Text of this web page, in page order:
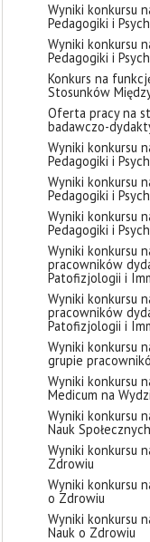
Wyniki konkursu
Pedagogiki i
Wyniki konkursu
Pedagogiki i
Konkurs na
Stosunków
Oferta pracy na
badawczo-
Wyniki konkursu
Pedagogiki i
Wyniki konkursu
Pedagogiki i
Wyniki konkursu
Pedagogiki i
Wyniki konkursu
pracowników
Patofizjologii i
Wyniki konkursu
pracowników
Patofizjologii i
Wyniki konkursu
grupie
Wyniki konkursu
Medicum na
Wyniki konkursu
Nauk Społecznych
Wyniki konkursu
Zdrowiu
Wyniki konkursu
o Zdrowiu
Wyniki konkursu
Nauk o Zdrowiu